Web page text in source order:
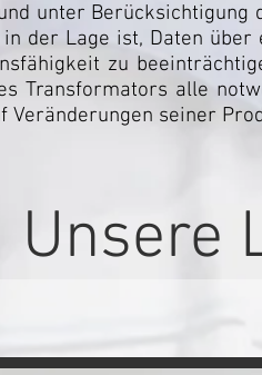
unter
der Lage ist, Daten
zu
Transformators alle
seiner
Unsere